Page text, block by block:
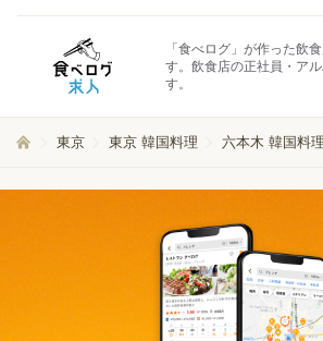
「食べログ」が作った飲
す。飲食店の正社員・ア
す。
東京 東京 韓国料理 六本木 韓国料理